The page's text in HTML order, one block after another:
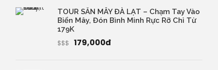
TOUR SĂN MÂY ĐÀ LẠT – Chạm Tay Vào
Biển Mây, Đón Bình Minh Rực Rỡ Chỉ Từ
179K
$$$ 179,000đ